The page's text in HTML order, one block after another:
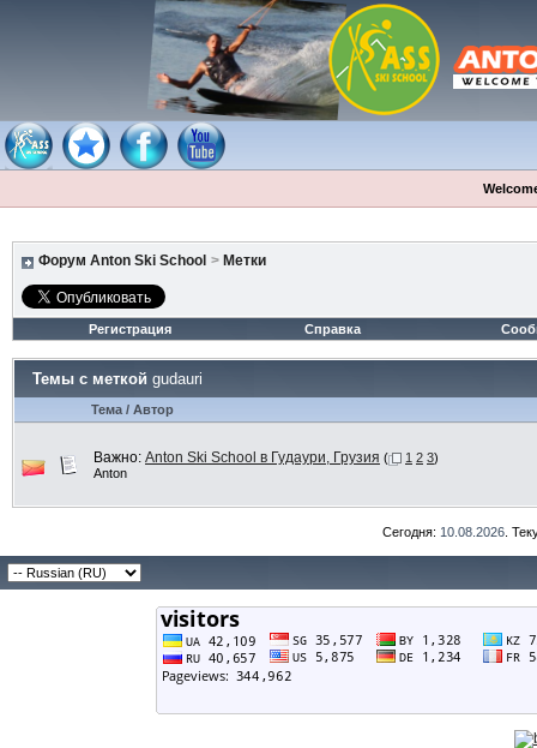
Форум Anton Ski School > Метки
Регистрация Справка
Темы с меткой gudauri
Тема / Автор
Важно: Anton Ski School в Гудаури, Грузия ( 1 2 3)
Anton
Сегодня: 10.08.2026 .